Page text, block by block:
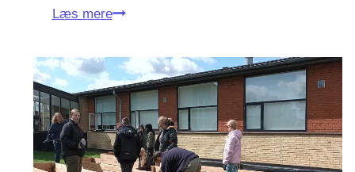
Læs mereÅ
n
i
n
g
a
f